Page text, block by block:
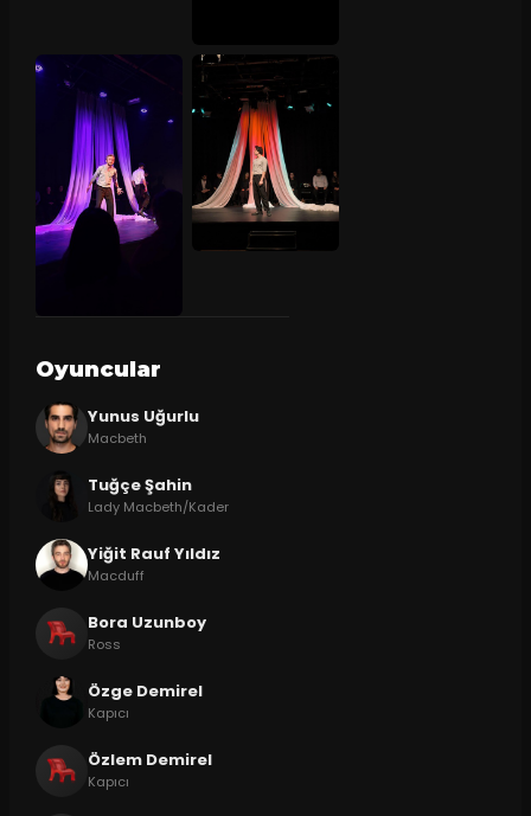
Oyuncular
Yunus Uğurlu
Macbeth
Tuğçe Şahin
Lady Macbeth/Kader
Yiğit Rauf Yıldız
Macduff
Bora Uzunboy
Ross
Özge Demirel
Kapıcı
Özlem Demirel
Kapıcı